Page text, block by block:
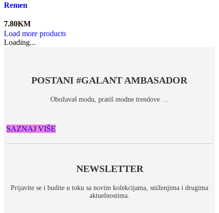
Remen
7.80KM
Load more products
Loading...
POSTANI #GALANT AMBASADOR
Obožavaš modu, pratiš modne trendove …
SAZNAJ VIŠE
NEWSLETTER
Prijavite se i budite u toku sa novim kolekcijama, sniženjima i drugima
aktuelnostima.